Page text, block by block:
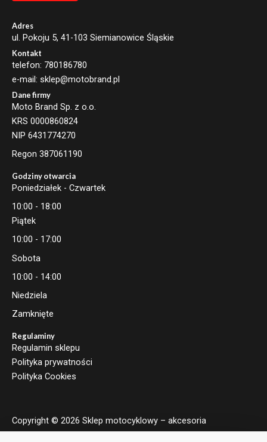
Adres
ul. Pokoju 5, 41-103 Siemianowice Śląskie
Kontakt
telefon: 780186780
e-mail: sklep@motobrand.pl
Dane firmy
Moto Brand Sp. z o.o.
KRS 0000860824
NIP 6431774270
Regon 387061190
Godziny otwarcia
Poniedziałek - Czwartek
10:00 - 18:00
Piątek
10:00 - 17:00
Sobota
10:00 - 14:00
Niedziela
Zamknięte
Regulaminy
Regulamin sklepu
Polityka prywatności
Polityka Cookies
Copyright © 2026 Sklep motocyklowy – akcesoria
motocyklowe | Moto Brand